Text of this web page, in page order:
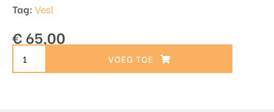
Tag: Vesl
€ 65,00
The